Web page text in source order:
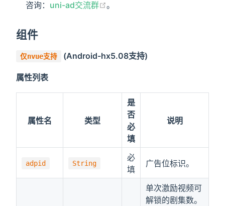
咨询： uni-ad交流群 。
组件
仅nvue支持 (Android-hx5.08支持)
属性列表
属性名 类型
是
否
必
填
说明
adpid String
必
填
广告位标识。
单次激励视频可
解锁的剧集数。